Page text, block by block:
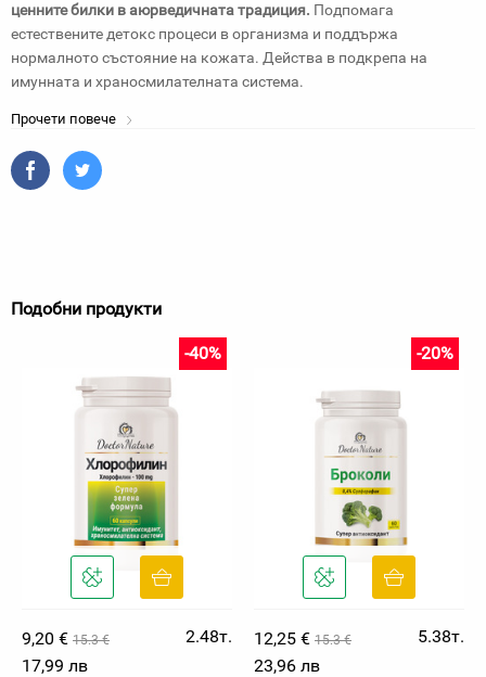
ценните билки в аюрведичната традиция. Подпомага
естествените детокс процеси в организма и поддържа
нормалното състояние на кожата. Действа в подкрепа на
имунната и храносмилателната система.
Прочети повече
Подобни продукти
9,20 € 15.3 €
-40%
2.48т.
17,99 лв
12,25 € 15.3 €
-20%
5.38т.
23,96 лв